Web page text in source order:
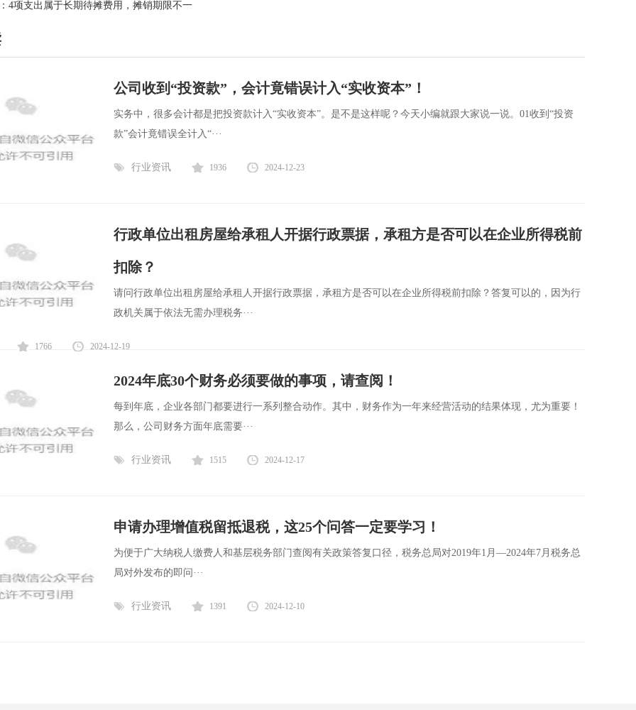
4项支出属于长期待摊费用，摊销期限不一
公司收到“投资款”，会计竟错误计入“实收资本”！
实务中，很多会计都是把投资款计入“实收资本”。是不是这样呢？今天小编就跟大家说一说。01收到“投资
款”会计竟错误全计入“···
行业资讯 1936 2024-12-23
行政单位出租房屋给承租人开据行政票据，承租方是否可以在企业所得税前
扣除？
请问行政单位出租房屋给承租人开据行政票据，承租方是否可以在企业所得税前扣除？答复可以的，因为行
政机关属于依法无需办理税务···
1766 2024-12-19
2024年底30个财务必须要做的事项，请查阅！
每到年底，企业各部门都要进行一系列整合动作。其中，财务作为一年来经营活动的结果体现，尤为重要！
那么，公司财务方面年底需要···
行业资讯 1515 2024-12-17
申请办理增值税留抵退税，这25个问答一定要学习！
为便于广大纳税人缴费人和基层税务部门查阅有关政策答复口径，税务总局对2019年1月—2024年7月税务总
局对外发布的即问···
行业资讯 1391 2024-12-10